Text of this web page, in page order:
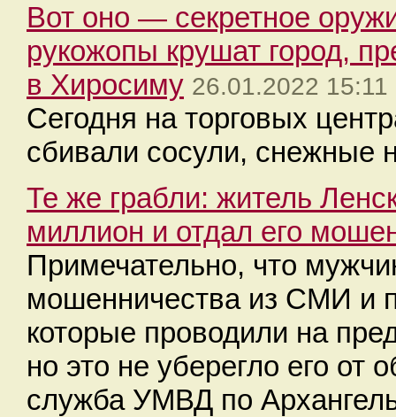
Вот оно — секретное
рукожопы крушат город,
в Хиросиму 26.01.2022 15:11
Сегодня на торговых
сбивали сосули, снежные
Те же грабли: житель
миллион и отдал его
Примечательно, что
мошенничества из СМИ и
которые проводили на
но это не уберегло его
служба УМВД по